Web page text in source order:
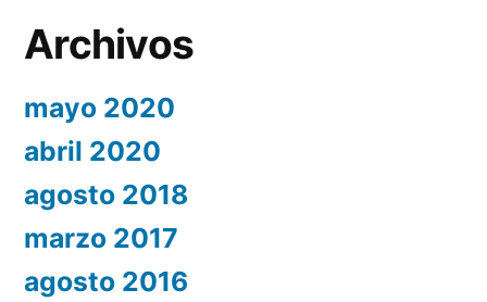
Archivos
mayo 2020
abril 2020
agosto 2018
marzo 2017
agosto 2016